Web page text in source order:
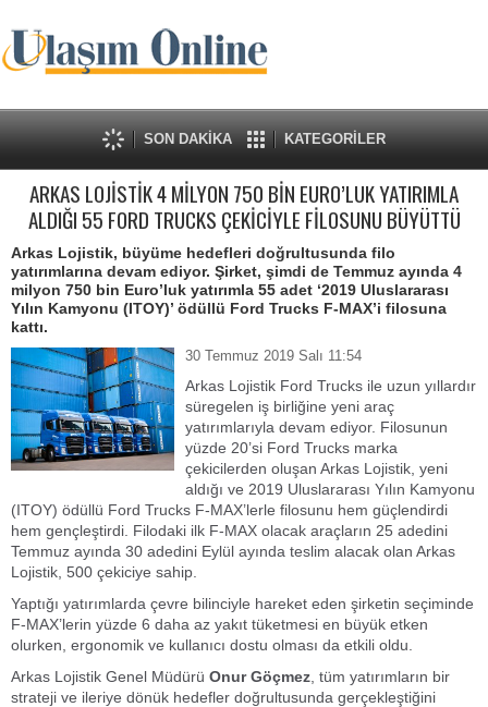
SON DAKİKA KATEGORİLER
ARKAS LOJİSTİK 4 MİLYON 750 BİN EURO’LUK YATIRIMLA
ALDIĞI 55 FORD TRUCKS ÇEKİCİYLE FİLOSUNU BÜYÜTTÜ
Arkas Lojistik, büyüme hedefleri doğrultusunda filo
yatırımlarına devam ediyor. Şirket, şimdi de Temmuz ayında 4
milyon 750 bin Euro’luk yatırımla 55 adet ‘2019 Uluslararası
Yılın Kamyonu (ITOY)’ ödüllü Ford Trucks F-MAX’i filosuna
kattı.
30 Temmuz 2019 Salı 11:54
Arkas Lojistik Ford Trucks ile uzun yıllardır
süregelen iş birliğine yeni araç
yatırımlarıyla devam ediyor. Filosunun
yüzde 20’si Ford Trucks marka
çekicilerden oluşan Arkas Lojistik, yeni
aldığı ve 2019 Uluslararası Yılın Kamyonu
(ITOY) ödüllü Ford Trucks F-MAX’lerle filosunu hem güçlendirdi
hem gençleştirdi. Filodaki ilk F-MAX olacak araçların 25 adedini
Temmuz ayında 30 adedini Eylül ayında teslim alacak olan Arkas
Lojistik, 500 çekiciye sahip.
Yaptığı yatırımlarda çevre bilinciyle hareket eden şirketin seçiminde
F-MAX’lerin yüzde 6 daha az yakıt tüketmesi en büyük etken
olurken, ergonomik ve kullanıcı dostu olması da etkili oldu.
Arkas Lojistik Genel Müdürü Onur Göçmez , tüm yatırımların bir
strateji ve ileriye dönük hedefler doğrultusunda gerçekleştiğini